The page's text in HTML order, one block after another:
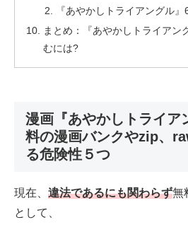
『あやかしトライアングル
まとめ：『あやかしトライアン
むには?
漫画『あやかしトライア
料の漫画バンクやzip、
る危険性５つ
現在、 違法であるにも関わらず無
として、